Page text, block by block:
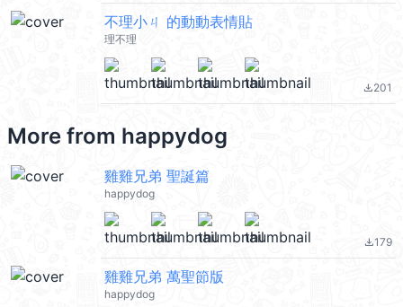
不理小ㄐ 的動動表情貼
理不理
file_download201
More from happydog
雞雞兄弟 聖誕篇
happydog
file_download179
雞雞兄弟 萬聖節版
happydog